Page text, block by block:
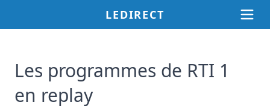
LEDIRECT
Les programmes de RTI 1
en replay